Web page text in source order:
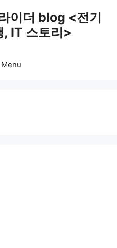
이더 blog <전기
, IT 스토리>
Menu